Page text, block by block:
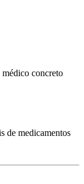
médico concreto
de medicamentos